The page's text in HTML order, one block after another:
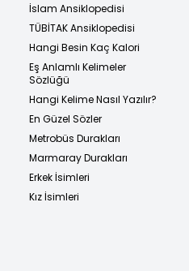
İslam Ansiklopedisi
TÜBİTAK Ansiklopedisi
Hangi Besin Kaç Kalori
Eş Anlamlı Kelimeler
Sözlüğü
Hangi Kelime Nasıl Yazılır?
En Güzel Sözler
Metrobüs Durakları
Marmaray Durakları
Erkek İsimleri
Kız İsimleri